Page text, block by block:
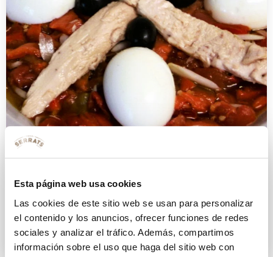
Esta página web usa cookies
Las cookies de este sitio web se usan para personalizar
el contenido y los anuncios, ofrecer funciones de redes
sociales y analizar el tráfico. Además, compartimos
información sobre el uso que haga del sitio web con
Ensalada asada con cogote de
bonito